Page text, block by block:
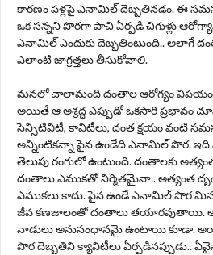
కారణం పళ్లపై ఎనామిల్‌ దెబ్బతినడం. ఈ సమస్యను
ఒక సన్నని పొరగా పాచి ఏర్పడి చిగుళ్లు
ఎనామిల్ ఎందుకు దెబ్బతింటుంది.. అలాగే
ఎలాంటి జాగ్రత్తలు తీసుకోవాలి.
మనలో చాలామంది దంతాల ఆరోగ్యం విషయంలో
అయితే ఆ అశ్రద్ధ ఎప్పుడో ఒకసారి ప్రభావం
సెన్సిటివిటీ, కావిటీలు, దంత క్షయం వంటి
అన్నింటికన్నా పైన ఉండేది ఎనామిల్ పొర. ఇది
తెలుపు రంగులో ఉంటుంది. దంతాలకు
దంతాలు ఎముకతో నిర్మితమైనా.. అత్యంత
ఎముకలు కాదు. పైన ఉండే ఎనామిల్ పొర
జీవ కణజాలంతో దంతాలు తయారవుతాయి. ఆ
నాడులు అనుసంధానమై ఉంటాయి కూడా.
పొర దెబ్బతిని క్యావిటీలు ఏర్పడినప్పుడు..